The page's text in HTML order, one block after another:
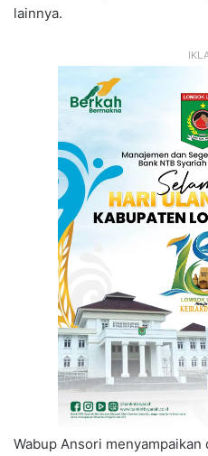
lainnya.
Wabup Ansori